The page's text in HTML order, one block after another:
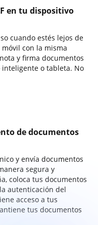
en tu dispositivo
cuando estés lejos de
con la misma
y firma documentos
o tableta. No
de documentos
y envía documentos
segura y
coloca tus documentos
autenticación del
acceso a tus
tus documentos